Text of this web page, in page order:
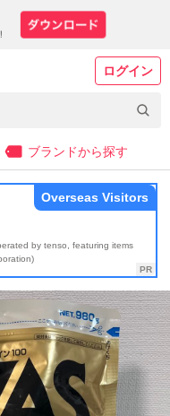
ログイン
ブランドから探す
by tenso, featuring items
Overseas Visitors